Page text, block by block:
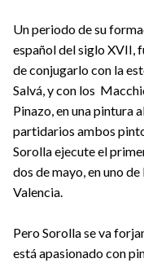
Un periodo de su
español del siglo XVII,
de conjugarlo con la
Salvá, y con los
Pinazo, en una pintura
partidarios ambos
Sorolla ejecute el
dos de mayo, en uno
Valencia.
Pero Sorolla se va
está apasionado con